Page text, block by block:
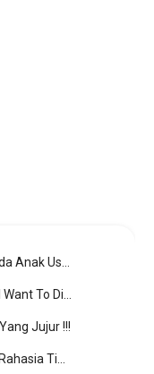
Jujur !!!